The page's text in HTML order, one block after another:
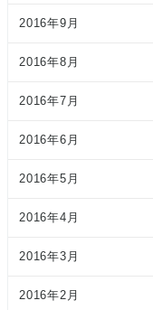
2016年9月
2016年8月
2016年7月
2016年6月
2016年5月
2016年4月
2016年3月
2016年2月